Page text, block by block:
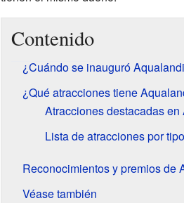
Contenido
¿Cuándo se inauguró
¿Qué atracciones tiene
Atracciones destacadas
Lista de atracciones por tipo
Reconocimientos y premios de
Véase también